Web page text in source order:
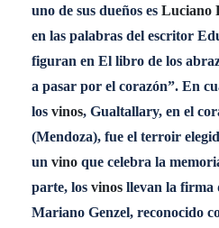
uno de sus dueños es Luciano
en las palabras del escritor
figuran en El libro de los
a pasar por el corazón”. En
los vinos, Gualtallary, en el
(Mendoza), fue el terroir
un vino que celebra la
parte, los vinos llevan la firma
Mariano Genzel, reconocido